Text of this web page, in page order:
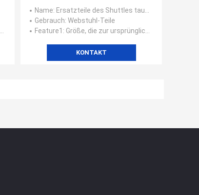
Name: Ersatzteile des Shuttles taucht weniger auf
Gebrauch: Webstuhl-Teile
Feature1 : Größe, die zur ursprünglichen Zeichnung accroding ist
KONTAKT